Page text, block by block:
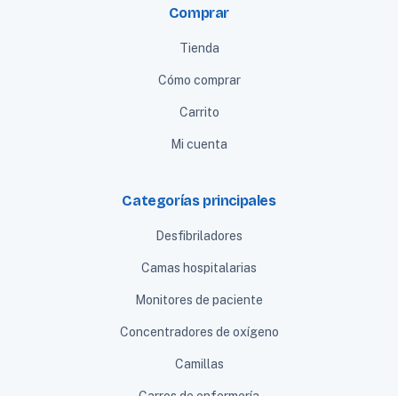
Comprar
Tienda
Cómo comprar
Carrito
Mi cuenta
Categorías principales
Desfibriladores
Camas hospitalarias
Monitores de paciente
Concentradores de oxígeno
Camillas